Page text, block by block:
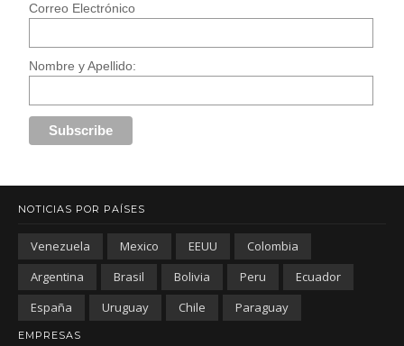
Correo Electrónico
Nombre y Apellido:
NOTICIAS POR PAÍSES
Venezuela Mexico EEUU
Colombia
Argentina
Brasil Bolivia Peru
Ecuador
España
Uruguay Chile Paraguay
EMPRESAS